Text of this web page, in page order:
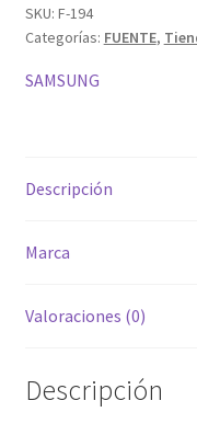
00376A
cantidad
SKU: F-194
Categorías: FUENTE,
SAMSUNG
Descripción
Marca
Valoraciones (0)
Descripción